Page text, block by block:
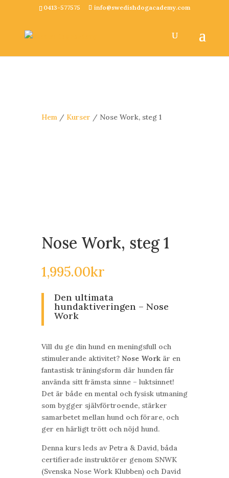
0413-577575 info@swedishdogacademy.com
Hem/ Kurser / Nose Work, steg 1
Nose Work, steg 1
1,995.00kr
Den ultimata
hundaktiveringen – Nose
Work
Vill du ge din hund en meningsfull och
stimulerande aktivitet? Nose Workär en
fantastisk träningsform där hunden får
använda sitt främsta sinne – luktsinnet!
Det är både en mental och fysisk utmaning
som bygger självförtroende, stärker
samarbetet mellan hund och förare, och
ger en härligt trött och nöjd hund.
Denna kurs leds av Petra & David, båda
certifierade instruktörer genom SNWK
(Svenska Nose Work Klubben) och David